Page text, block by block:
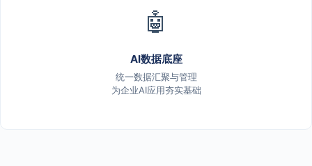
🤖
AI数据底座
统一数据汇聚与管理
为企业AI应用夯实基础